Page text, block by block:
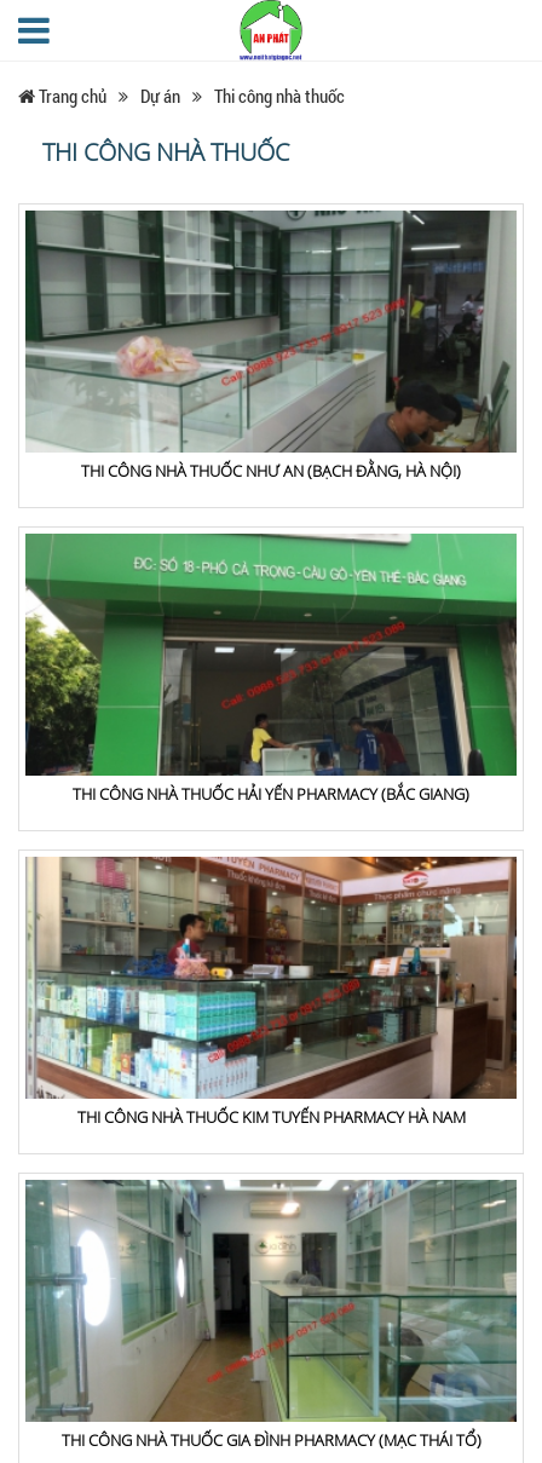
Trang chủ Dự án Thi công nhà thuốc
THI CÔNG NHÀ THUỐC
THI CÔNG NHÀ THUỐC NHƯ AN (BẠCH ĐẰNG, HÀ NỘI)
THI CÔNG NHÀ THUỐC HẢI YẾN PHARMACY (BẮC GIANG)
THI CÔNG NHÀ THUỐC KIM TUYẾN PHARMACY HÀ NAM
THI CÔNG NHÀ THUỐC GIA ĐÌNH PHARMACY (MẠC THÁI TỔ)